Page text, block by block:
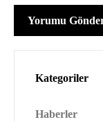
Kategoriler
Haberler